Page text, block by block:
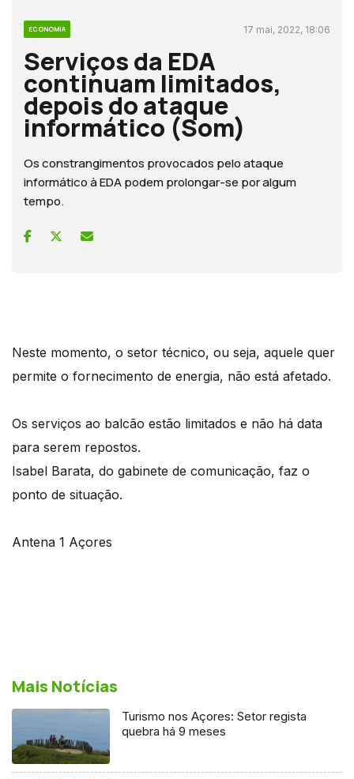
ECONOMIA 17 mai, 2022, 18:06
Serviços da EDA
continuam limitados,
depois do ataque
informático (Som)
Os constrangimentos provocados pelo ataque
informático à EDA podem prolongar-se por algum
tempo.
Neste momento, o setor técnico, ou seja, aquele quer
permite o fornecimento de energia, não está afetado.
Os serviços ao balcão estão limitados e não há data
para serem repostos.
Isabel Barata, do gabinete de comunicação, faz o
ponto de situação.
Antena 1 Açores
Mais Notícias
Turismo nos Açores: Setor regista
quebra há 9 meses